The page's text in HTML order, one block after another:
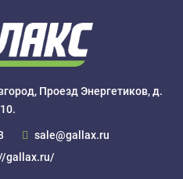
Проезд Энергетиков, д.
10.
sale@gallax.ru
gallax.ru/